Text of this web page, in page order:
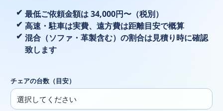
最低ご依頼金額は 34,000円〜（税別）
高速・駐車は実費、遠方費は距離目安で概算
混合（ソファ・革製含む）の割合は見積り時に確認
致します
チェアの台数（目安）